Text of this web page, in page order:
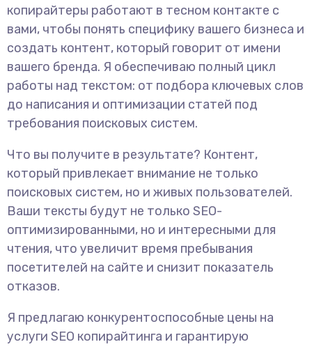
копирайтеры работают в тесном контакте с
вами, чтобы понять специфику вашего бизнеса и
создать контент, который говорит от имени
вашего бренда. Я обеспечиваю полный цикл
работы над текстом: от подбора ключевых слов
до написания и оптимизации статей под
требования поисковых систем.
Что вы получите в результате? Контент,
который привлекает внимание не только
поисковых систем, но и живых пользователей.
Ваши тексты будут не только SEO-
оптимизированными, но и интересными для
чтения, что увеличит время пребывания
посетителей на сайте и снизит показатель
отказов.
Я предлагаю конкурентоспособные цены на
услуги SEO копирайтинга и гарантирую